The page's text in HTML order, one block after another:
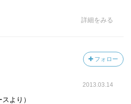
詳細をみる
フォロー
2013.03.14
より）